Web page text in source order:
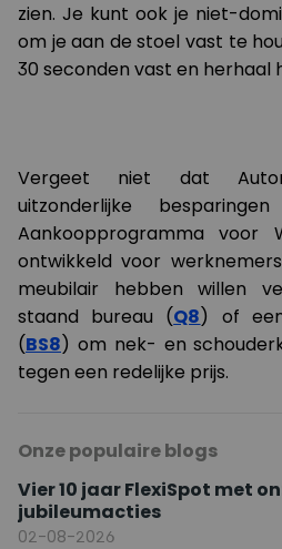
zien. Je kunt ook je niet-
om je aan de stoel vast te
30 seconden vast en herhaal
Vergeet niet dat
uitzonderlijke
Aankoopprogramma voor
ontwikkeld voor
meubilair hebben willen
staand bureau (Q8) of
(BS8) om nek- en
tegen een redelijke prijs.
Onze populaire blogs
Vier 10 jaar FlexiSpot met
jubileumacties
02-08-2026